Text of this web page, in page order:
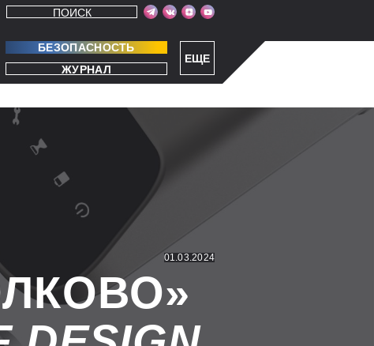
ЕЩЕ
ПОИСК
БЕЗОПАСНОСТЬ
ЖУРНАЛ
01.03.2024